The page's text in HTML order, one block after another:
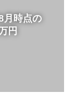
月時点の
円